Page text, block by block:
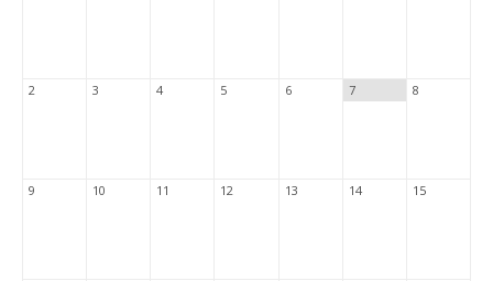
2 3 4 5 6 7 8
9 10 11 12 13 14 15